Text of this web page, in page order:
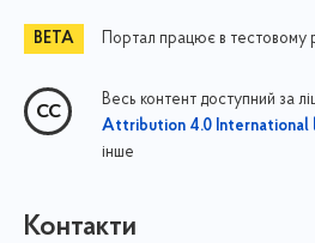
Портал працює в тестовому
Весь контент доступний за
Attribution 4.0 International
інше
Контакти